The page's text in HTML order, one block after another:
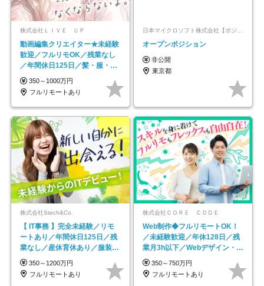
株式会社ＬＩＶＥ ＵＰ
動画編集クリエイター★未経験
歓迎／フルリモOK／残業なし
／年間休日125日／髪・服・ネ
イル自由／研修充実で安心
350～1000万円
フルリモートあり
日本マイクロソフト株式会社【ポジションマッチ登録】
オープンポジション
非公開
東京都
株式会社Stech&Co.
【 IT事務 】完全未経験／リモ
ートあり／年間休日125日／残
業なし／産休育休あり／服装・
髪型自由／毎年昇給
350～1200万円
フルリモートあり
株式会社ＣＯＲＥ ＣＯＤＥ
Web制作◆フルリモートOK！
／未経験歓迎／年休128日／残
業月3h以下／Webデザイン・
ECサイトやHP制作
350～750万円
フルリモートあり